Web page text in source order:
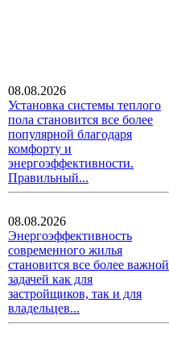
08.08.2026
Установка системы теплого
пола становится все более
популярной благодаря
комфорту и
энергоэффективности.
Правильный...
08.08.2026
Энергоэффективность
современного жилья
становится все более важной
задачей как для
застройщиков, так и для
владельцев...